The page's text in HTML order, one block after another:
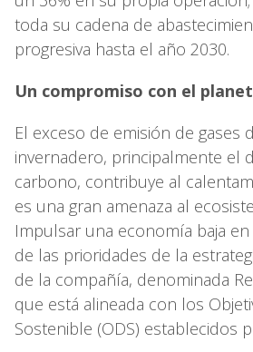
toda su cadena de
progresiva hasta el año 2030.
Un compromiso con el
El exceso de emisión de gases
invernadero, principalmente el
carbono, contribuye al
es una gran amenaza al
Impulsar una economía baja
de las prioridades de la
de la compañía, denominada
que está alineada con los
Sostenible (ODS) establecidos